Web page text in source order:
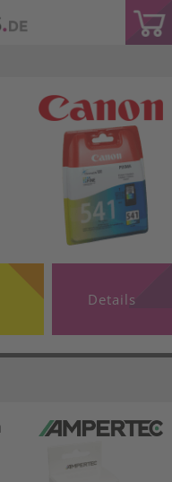
Details